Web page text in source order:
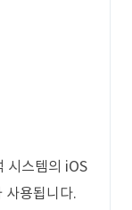
시스템의 iOS
사용됩니다.